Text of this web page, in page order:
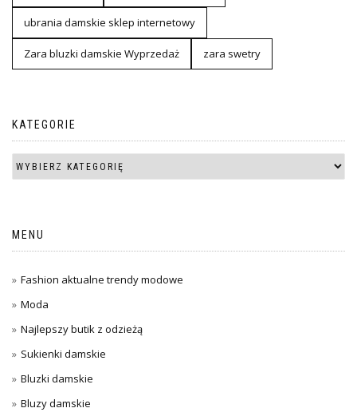
ubrania damskie sklep internetowy
Zara bluzki damskie Wyprzedaż zara swetry
KATEGORIE
MENU
Fashion aktualne trendy modowe
Moda
Najlepszy butik z odzieżą
Sukienki damskie
Bluzki damskie
Bluzy damskie